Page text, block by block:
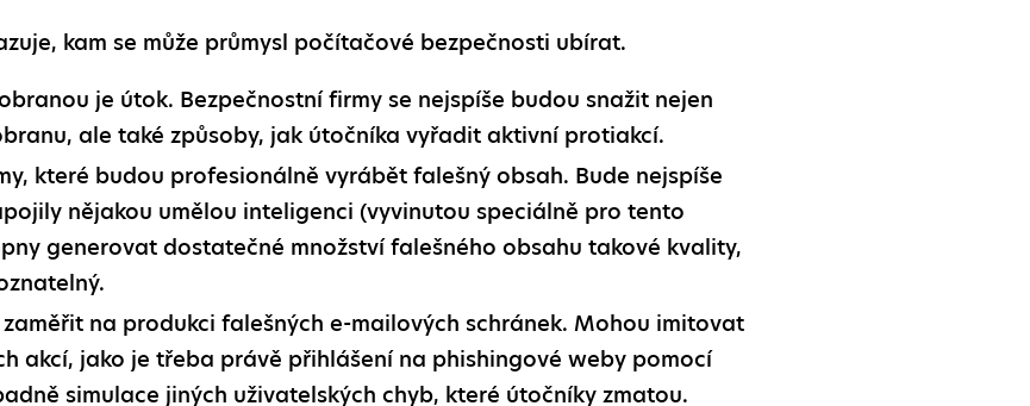
kam se může průmysl počítačové bezpečnosti ubírat.
je útok. Bezpečnostní firmy se nejspíše budou snažit nejen
ale také způsoby, jak útočníka vyřadit aktivní protiakcí.
které budou profesionálně vyrábět falešný obsah. Bude nejspíše
nějakou umělou inteligenci (vyvinutou speciálně pro tento
generovat dostatečné množství falešného obsahu takové kvality,
na produkci falešných e-mailových schránek. Mohou imitovat
akcí, jako je třeba právě přihlášení na phishingové weby pomocí
simulace jiných uživatelských chyb, které útočníky zmatou.